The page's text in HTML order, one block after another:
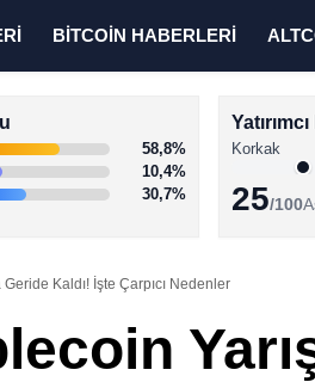
BİTCOİN HABERLERİ
58,8%
10,4%
30,7%
Korkak
25/100
Kaldı! İşte Çarpıcı Nedenler